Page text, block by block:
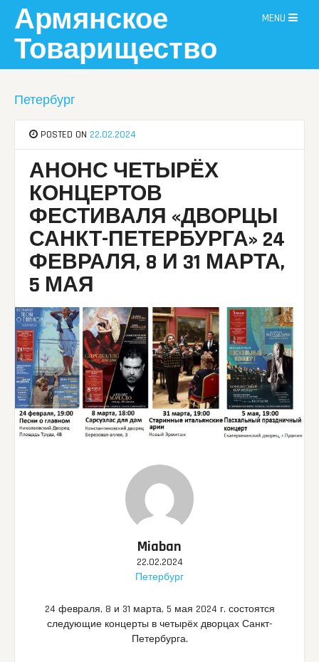
content
Армянское
Товарищество
MENU
Петербург
POSTED ON 22.02.2024
АНОНС ЧЕТЫРЁХ
КОНЦЕРТОВ
ФЕСТИВАЛЯ «ДВОРЦЫ
САНКТ-ПЕТЕРБУРГА» 24
ФЕВРАЛЯ, 8 И 31 МАРТА,
5 МАЯ
Miaban
22.02.2024
Петербург
24 февраля, 8 и 31 марта, 5 мая 2024 г. состоятся
следующие концерты в четырёх дворцах Санкт-
Петербурга.